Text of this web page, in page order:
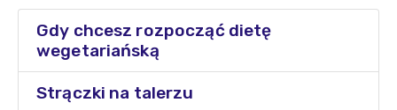
Gdy chcesz rozpocząć dietę
wegetariańską
Strączki na talerzu